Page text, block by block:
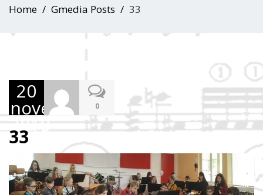
Home Gmedia Posts 33
20
novembre
2018
0
33